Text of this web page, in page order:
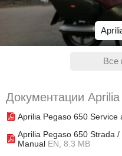
Все
Документации Aprilia
Aprilia Pegaso 650 Service
Aprilia Pegaso 650 Strada
Manual EN, 8.3 MB